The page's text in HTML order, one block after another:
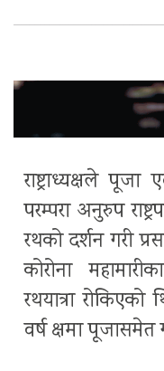
राष्ट्राध्यक्षले
परम्परा अनुरुप
रथको दर्शन गरी
कोरोना
रथयात्रा रोकिएको
वर्ष क्षमा पूजासमेत